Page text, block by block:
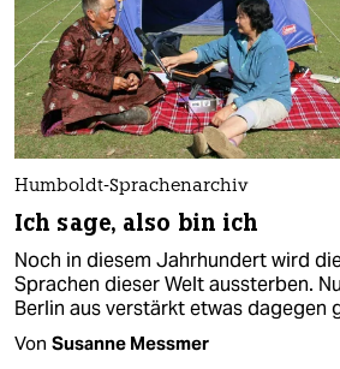
Humboldt-Sprachenarchiv
Ich sage, also bin ich
Noch in diesem Jahrhundert wird
Sprachen dieser Welt aussterben.
Berlin aus verstärkt etwas dagegen
Von Susanne Messmer